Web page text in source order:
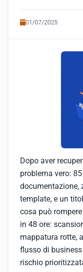
01/07/2025
Dopo aver
problema vero:
documentazione,
template, e un
cosa può
in 48 ore:
mappatura rotte,
flusso di
rischio